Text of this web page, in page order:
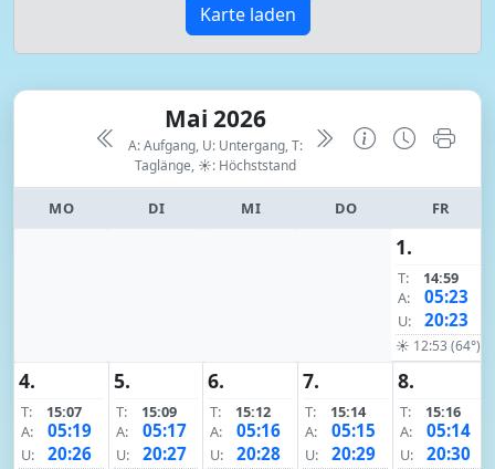
Karte laden
Mai 2026
A: Aufgang, U: Untergang, T:
Taglänge, ☀: Höchststand
MO DI MI DO FR
1.
T:
14:59
A:
05:23
U: 20:23
☀ 12:53 (64°)
4.
T:
15:07
A:
05:19
U: 20:26
5.
T:
15:09
A:
05:17
U: 20:27
6.
T:
15:12
A:
05:16
U: 20:28
7.
T:
15:14
A:
05:15
U: 20:29
8.
T:
15:16
A:
05:14
U: 20:30